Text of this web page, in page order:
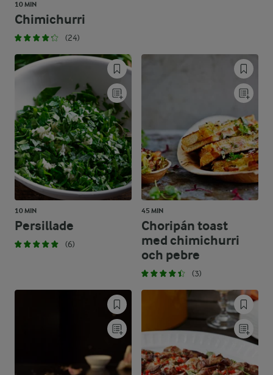
10 MIN
Chimichurri
(24)
10 MIN
Persillade
(6)
45 MIN
Choripán toast
med chimichurri
och pebre
(3)